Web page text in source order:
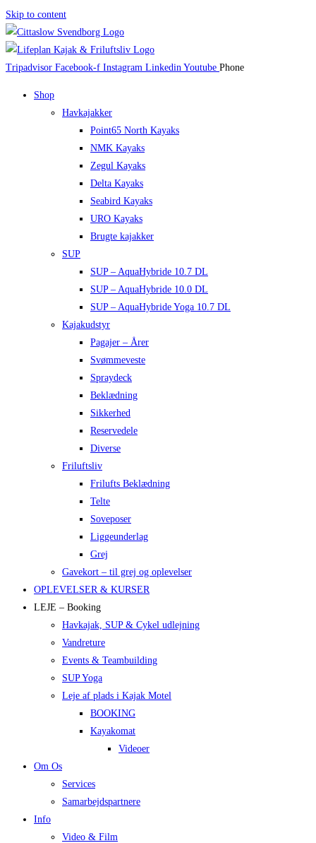
Skip to content
Tripadvisor Facebook-f Instagram Linkedin Youtube Phone
Shop
Havkajakker
Point65 North Kayaks
NMK Kayaks
Zegul Kayaks
Delta Kayaks
Seabird Kayaks
URO Kayaks
Brugte kajakker
SUP
SUP – AquaHybride 10.7 DL
SUP – AquaHybride 10.0 DL
SUP – AquaHybride Yoga 10.7 DL
Kajakudstyr
Pagajer – Årer
Svømmeveste
Spraydeck
Beklædning
Sikkerhed
Reservedele
Diverse
Friluftsliv
Frilufts Beklædning
Telte
Soveposer
Liggeunderlag
Grej
Gavekort – til grej og oplevelser
OPLEVELSER & KURSER
LEJE – Booking
Havkajak, SUP & Cykel udlejning
Vandreture
Events & Teambuilding
SUP Yoga
Leje af plads i Kajak Motel
BOOKING
Kayakomat
Videoer
Om Os
Services
Samarbejdspartnere
Info
Video & Film